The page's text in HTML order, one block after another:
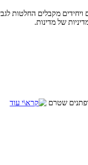
מקבלים החלטות
של מדינות.